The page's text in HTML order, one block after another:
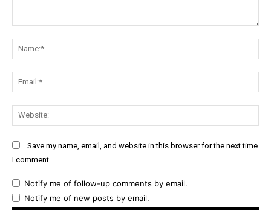
Save my name, email, and website in this browser for the next time
I comment.
Notify me of follow-up comments by email.
Notify me of new posts by email.